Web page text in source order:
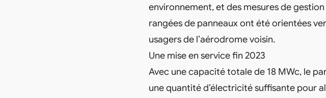
environnement, et des mesures de
rangées de panneaux ont été orientées
usagers de l’aérodrome voisin.
Une mise en service fin 2023
Avec une capacité totale de 18 MWc, le
une quantité d’électricité suffisante pour